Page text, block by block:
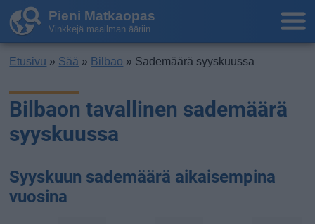
Pieni Matkaopas
Vinkkejä maailman ääriin
Etusivu » Sää » Bilbao » Sademäärä syyskuussa
Bilbaon tavallinen sademäärä
syyskuussa
Syyskuun sademäärä aikaisempina
vuosina